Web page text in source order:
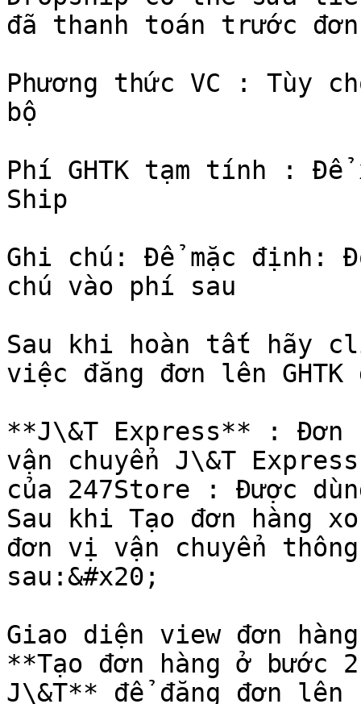
đã thanh toán trước
Phương thức VC : Tùy
bộ
Phí GHTK tạm tính : Để
Ship
Ghi chú: Để mặc định:
chú vào phí sau
Sau khi hoàn tất hãy
việc đăng đơn lên
**J\&T Express** : Đơn
vận chuyển J\&T
của 247Store : Được
Sau khi Tạo đơn hàng
đơn vị vận chuyển
sau:&#x20;
Giao diện view đơn
**Tạo đơn hàng ở
J\&T** để đăng đơn lên